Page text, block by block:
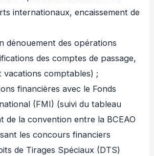
internationaux, encaissement de
dénouement des opérations
des comptes de passage,
vacations comptables) ;
financières avec le Fonds
(FMI) (suivi du tableau
de la convention entre la BCEAO
les concours financiers
de Tirages Spéciaux (DTS)